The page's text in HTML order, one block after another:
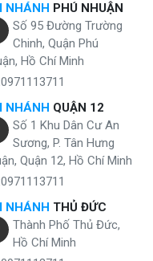
NHÁNH PHÚ NHUẬN
Số 95 Đường Trường
Chinh, Quận Phú
Hồ Chí Minh
NHÁNH QUẬN 12
Số 1 Khu Dân Cư An
Sương, P. Tân Hưng
Quận 12, Hồ Chí Minh
NHÁNH THỦ ĐỨC
Thành Phố Thủ Đức,
Hồ Chí Minh